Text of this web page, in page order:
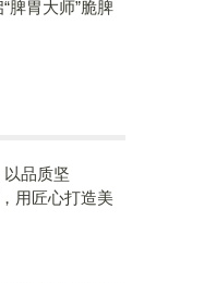
脾胃大师”脆脾
品质坚
用匠心打造美